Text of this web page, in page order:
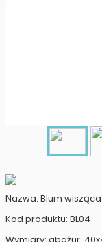
Nazwa: Blum wisząca
Kod produktu: BL04